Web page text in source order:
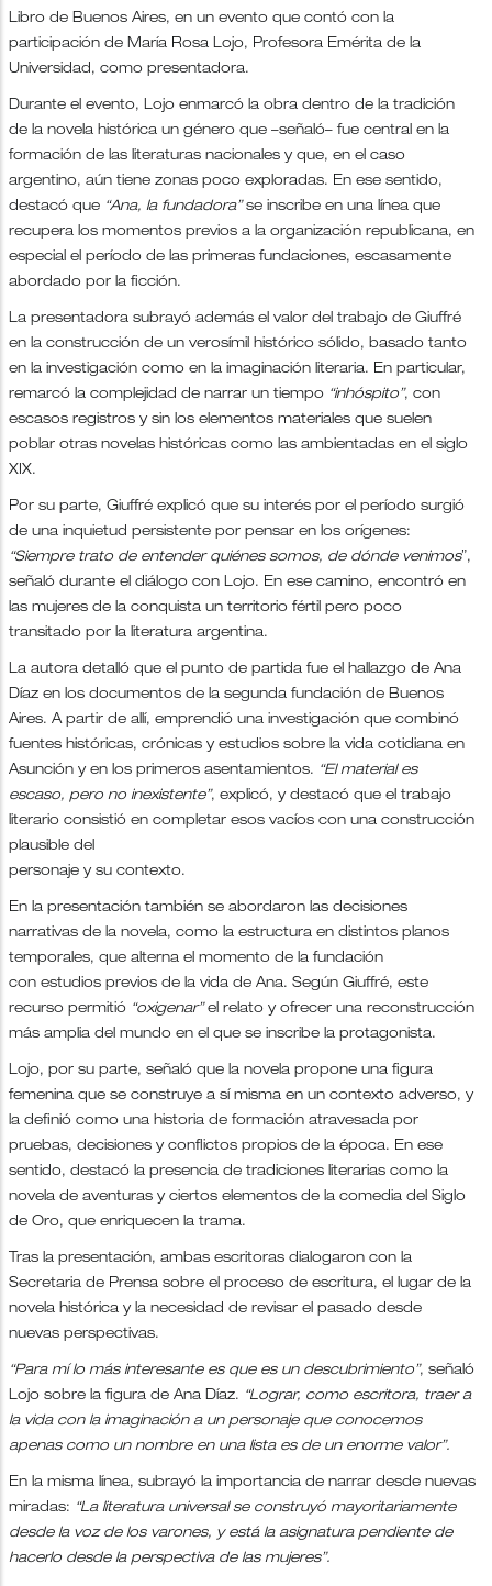
Libro de Buenos Aires, en un evento que contó con la
participación de María Rosa Lojo, Profesora Emérita de la
Universidad, como presentadora.
Durante el evento, Lojo enmarcó la obra dentro de la tradición
de la novela histórica un género que –señaló– fue central en la
formación de las literaturas nacionales y que, en el caso
argentino, aún tiene zonas poco exploradas. En ese sentido,
destacó que “Ana, la fundadora”se inscribe en una línea que
recupera los momentos previos a la organización republicana, en
especial el período de las primeras fundaciones, escasamente
abordado por la ficción.
La presentadora subrayó además el valor del trabajo de Giuffré
en la construcción de un verosímil histórico sólido, basado tanto
en la investigación como en la imaginación literaria. En particular,
remarcó la complejidad de narrar un tiempo “inhóspito”, con
escasos registros y sin los elementos materiales que suelen
poblar otras novelas históricas como las ambientadas en el siglo
XIX.
Por su parte, Giuffré explicó que su interés por el período surgió
de una inquietud persistente por pensar en los orígenes:
“Siempre trato de entender quiénes somos, de dónde venimos”,
señaló durante el diálogo con Lojo. En ese camino, encontró en
las mujeres de la conquista un territorio fértil pero poco
transitado por la literatura argentina.
La autora detalló que el punto de partida fue el hallazgo de Ana
Díaz en los documentos de la segunda fundación de Buenos
Aires. A partir de allí, emprendió una investigación que combinó
fuentes históricas, crónicas y estudios sobre la vida cotidiana en
Asunción y en los primeros asentamientos. “El material es
escaso, pero no inexistente”, explicó, y destacó que el trabajo
literario consistió en completar esos vacíos con una construcción
plausible del
personaje y su contexto.
En la presentación también se abordaron las decisiones
narrativas de la novela, como la estructura en distintos planos
temporales, que alterna el momento de la fundación
con estudios previos de la vida de Ana. Según Giuffré, este
recurso permitió “oxigenar”el relato y ofrecer una reconstrucción
más amplia del mundo en el que se inscribe la protagonista.
Lojo, por su parte, señaló que la novela propone una figura
femenina que se construye a sí misma en un contexto adverso, y
la definió como una historia de formación atravesada por
pruebas, decisiones y conflictos propios de la época. En ese
sentido, destacó la presencia de tradiciones literarias como la
novela de aventuras y ciertos elementos de la comedia del Siglo
de Oro, que enriquecen la trama.
Tras la presentación, ambas escritoras dialogaron con la
Secretaria de Prensa sobre el proceso de escritura, el lugar de la
novela histórica y la necesidad de revisar el pasado desde
nuevas perspectivas.
“Para mí lo más interesante es que es un descubrimiento”, señaló
Lojo sobre la figura de Ana Díaz. “Lograr, como escritora, traer a
la vida con la imaginación a un personaje que conocemos
apenas como un nombre en una lista es de un enorme valor”.
En la misma línea, subrayó la importancia de narrar desde nuevas
miradas: “La literatura universal se construyó mayoritariamente
desde la voz de los varones, y está la asignatura pendiente de
hacerlo desde la perspectiva de las mujeres”.